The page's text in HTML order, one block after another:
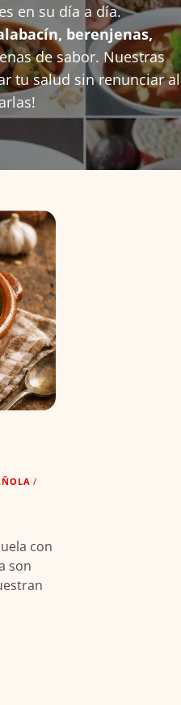
en su día a día.
berenjenas,
de sabor. Nuestras
tu salud sin renunciar al
/
con
son